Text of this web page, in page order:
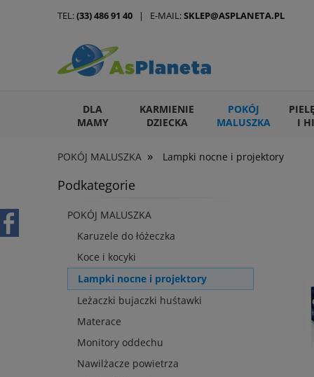
DLA
MAMY
KARMIENIE
DZIECKA
POKÓJ
MALUSZKA
I
ARTYKUŁY DLA ZWIERZĄT
POKÓJ MALUSZKA » Lampki nocne i projektory
TEL:(33) 486 91 40 | E-MAIL:SKLEP@ASPLANETA.PL
Podkategorie
POKÓJ MALUSZKA
Karuzele do łóżeczka
Koce i kocyki
Lampki nocne i projektory
Leżaczki bujaczki huśtawki
Materace
Monitory oddechu
Nawilżacze powietrza